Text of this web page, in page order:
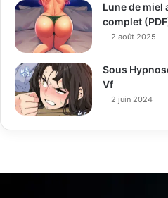
Lune de miel
complet
2 août 2025
Sous
Vf
2 juin 2024